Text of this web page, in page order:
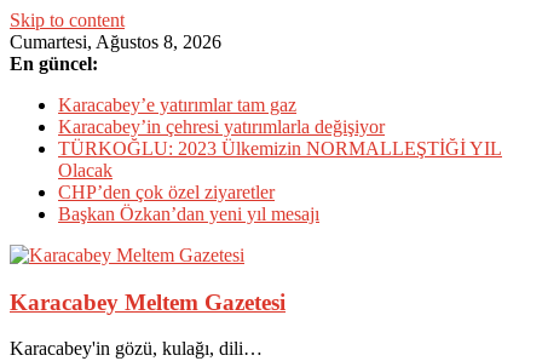
Skip to content
Cumartesi, Ağustos 8, 2026
En güncel:
Karacabey’e yatırımlar tam gaz
Karacabey’in çehresi yatırımlarla değişiyor
TÜRKOĞLU: 2023 Ülkemizin NORMALLEŞTİĞİ YIL
Olacak
CHP’den çok özel ziyaretler
Başkan Özkan’dan yeni yıl mesajı
Karacabey Meltem Gazetesi
Karacabey'in gözü, kulağı, dili…